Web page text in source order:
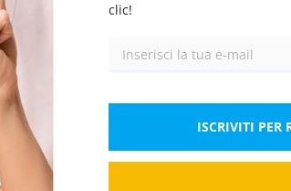
digitale rispetto al range
Medicina nucleare e PET: radiofarmaci, procedure e radioprotezione
clic!
ISCRIVITI PER